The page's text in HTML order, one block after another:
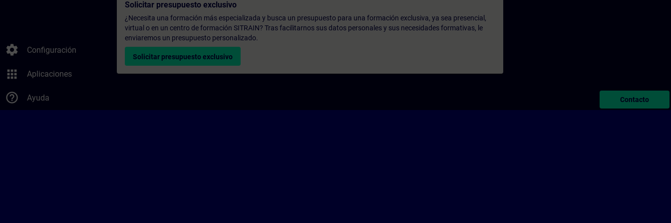
settings Configuración
apps Aplicaciones
help_outline Ayuda
Solicitar presupuesto exclusivo
¿Necesita una formación más especializada y busca un presupuesto para una formación exclusiva, ya sea presencial,
virtual o en un centro de formación SITRAIN? Tras facilitarnos sus datos personales y sus necesidades formativas, le
enviaremos un presupuesto personalizado.
Solicitar presupuesto exclusivo
Contacto